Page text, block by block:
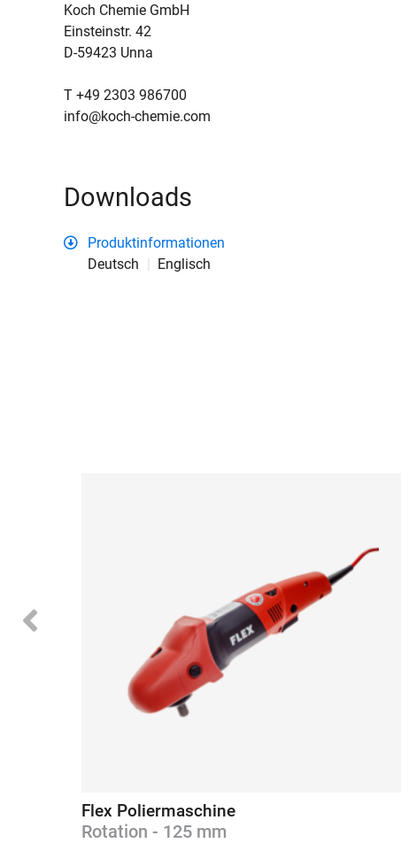
Koch Chemie GmbH
Einsteinstr. 42
D-59423 Unna
T +49 2303 986700
info@koch-chemie.com
Downloads
Produktinformationen
Deutsch
Englisch
Flex Poliermaschine
Rotation - 125 mm